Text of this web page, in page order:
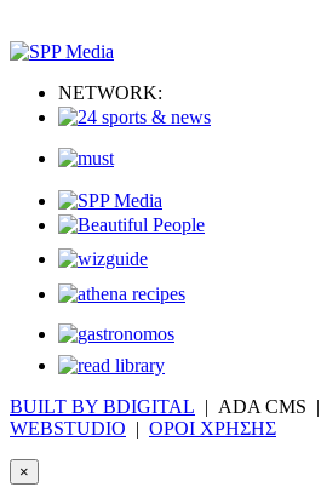
NETWORK:
BUILT BY BDIGITAL | ADA CMS |
WEBSTUDIO | ΟΡΟΙ ΧΡΗΣΗΣ
×